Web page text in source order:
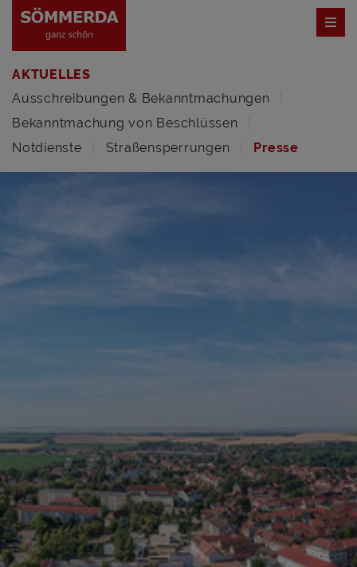
AKTUELLES
Ausschreibungen & Bekanntmachungen
Bekanntmachung von Beschlüssen
Notdienste
Straßensperrungen Presse